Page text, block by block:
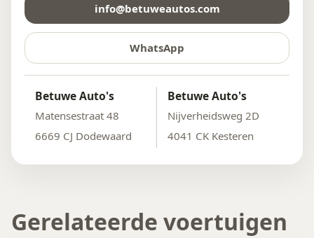
info@betuweautos.com
WhatsApp
Betuwe Auto's
Matensestraat 48
6669 CJ Dodewaard
Betuwe Auto's
Nijverheidsweg 2D
4041 CK Kesteren
Gerelateerde voertuigen